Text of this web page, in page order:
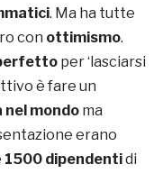
. Ma ha tutte
con ottimismo.
per ‘lasciarsi
è fare un
nel mondoma
erano
1500 dipendentidi